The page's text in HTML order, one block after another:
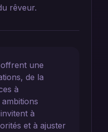
rêveur.
une
de la
à
à
et à ajuster